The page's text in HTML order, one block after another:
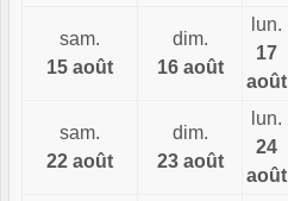
sam.
15 août
dim.
16 août
lun.
17
août
sam.
22 août
dim.
23 août
lun.
24
août